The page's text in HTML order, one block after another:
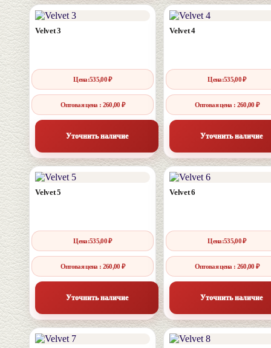
Velvet 3
Цена:535,00₽
Оптовая цена : 260,00 ₽
Уточнить наличие
Velvet 4
Цена:535,00₽
Оптовая цена : 260,00 ₽
Уточнить наличие
Velvet 5
Цена:535,00₽
Оптовая цена : 260,00 ₽
Уточнить наличие
Velvet 6
Цена:535,00₽
Оптовая цена : 260,00 ₽
Уточнить наличие